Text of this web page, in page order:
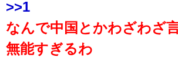
>>1
なんで中国とかわざわざ
無能すぎるわ